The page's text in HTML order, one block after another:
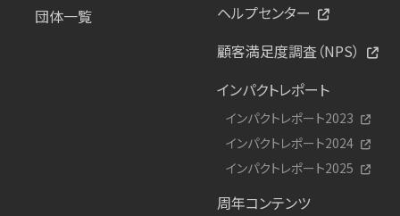
団体一覧
ヘルプセンター
顧客満足度調査（NPS）
インパクトレポート
インパクトレポート2023
インパクトレポート2024
インパクトレポート2025
周年コンテンツ